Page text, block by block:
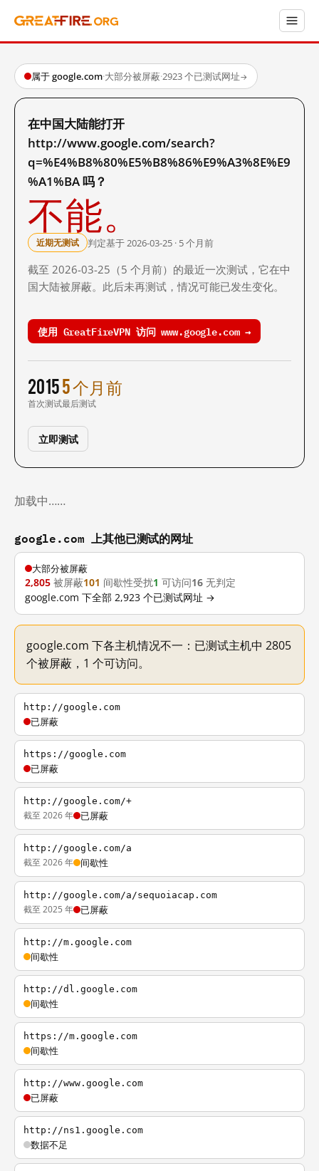
属于 google.com·大部分被屏蔽·2923 个已测试网址→
在中国大陆能打开
http://www.google.com/search?
q=%E4%B8%80%E5%B8%86%E9%A3%8E%E9
%A1%BA 吗？
不能。
近期无测试 判定基于 2026-03-25 · 5 个月前
截至 2026-03-25（5 个月前）的最近一次测试，它在中
国大陆被屏蔽。此后未再测试，情况可能已发生变化。
使用 GreatFireVPN 访问 www.google.com →
2015
首次测试
5 个月前
最后测试
立即测试
加载中……
google.com 上其他已测试的网址
大部分被屏蔽
2,805 被屏蔽101 间歇性受扰1 可访问16 无判定
google.com 下全部 2,923 个已测试网址 →
google.com 下各主机情况不一：已测试主机中 2805
个被屏蔽，1 个可访问。
http://google.com
已屏蔽
https://google.com
已屏蔽
http://google.com/+
截至 2026 年 已屏蔽
http://google.com/a
截至 2026 年 间歇性
http://google.com/a/sequoiacap.com
截至 2025 年 已屏蔽
http://m.google.com
间歇性
http://dl.google.com
间歇性
https://m.google.com
间歇性
http://www.google.com
已屏蔽
http://ns1.google.com
数据不足